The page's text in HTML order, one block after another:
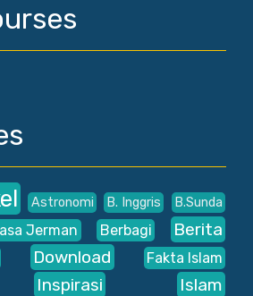
Astronomi B. Inggris B.Sunda
Jerman Berbagi Berita
Download Fakta Islam
Inspirasi Islam